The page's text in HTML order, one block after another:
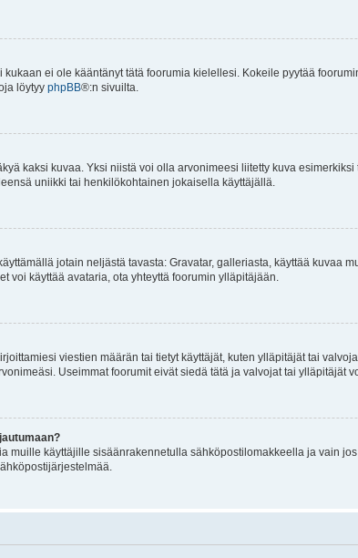
ei ole kääntänyt tätä foorumia kielellesi. Kokeile pyytää
löytyy phpBB®:n sivuilta.
kaksi kuvaa. Yksi niistä voi olla arvonimeesi liitetty kuva
uniikki tai henkilökohtainen jokaisella käyttäjällä.
jotain neljästä tavasta: Gravatar, galleriasta, käyttää kuvaa
voi käyttää avataria, ota yhteyttä foorumin ylläpitäjään.
viestien määrän tai tietyt käyttäjät, kuten ylläpitäjät tai
Useimmat foorumit eivät siedä tätä ja valvojat tai ylläpitäjät
muille käyttäjille sisäänrakennetulla sähköpostilomakkeella ja vain